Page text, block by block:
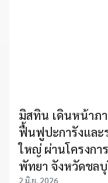
มิสทิน เดินหน้าภา
ฟื้นฟูปะการังและ
ใหญ่ ผ่านโครงกา
พัทยา จังหวัดชล
2 มิ.ย. 2026